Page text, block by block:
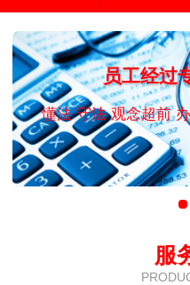
员工经过
懂法 守法 观念超前
服